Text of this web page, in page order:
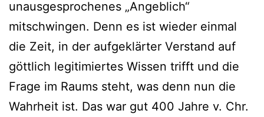
unausgesprochenes „Angeblich“
mitschwingen. Denn es ist wieder einmal
die Zeit, in der aufgeklärter Verstand auf
göttlich legitimiertes Wissen trifft und die
Frage im Raums steht, was denn nun die
Wahrheit ist. Das war gut 400 Jahre v. Chr.